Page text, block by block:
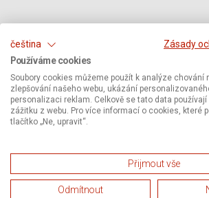
čeština
Zásady
Používáme cookies
Soubory cookies můžeme použít k analýze chování
zlepšování našeho webu, ukázání
personalizaci reklam. Celkově se tato data
zážitku z webu. Pro více informací o cookies, které
tlačítko „Ne, upravit“.
Přijmout vše
Odmítnout